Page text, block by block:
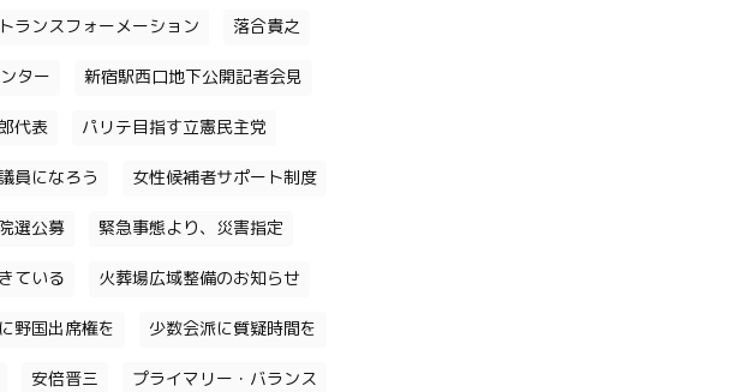
ランスフォーメーション 落合貴之
ター 新宿駅西口地下公開記者会見
代表 パリテ目指す立憲民主党
員になろう 女性候補者サポート制度
選公募 緊急事態より、災害指定
ている 火葬場広域整備のお知らせ
野国出席権を 少数会派に質疑時間を
安倍晋三 プライマリー・バランス